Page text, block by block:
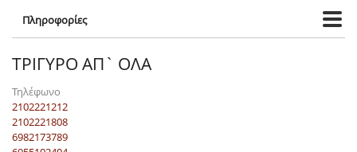
Πληροφορίες
ΤΡΙΓΥΡΟ ΑΠ` ΟΛΑ
Τηλέφωνο
2102221212
2102221808
6982173789